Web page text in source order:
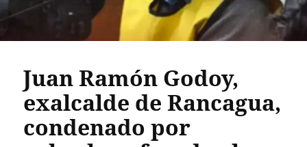
Juan Ramón Godoy,
exalcalde de Rancagua,
condenado por